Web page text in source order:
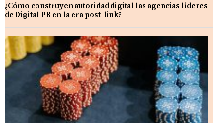
¿Cómo construyen autoridad digital las agencias líderes
de Digital PR en la era post-link?